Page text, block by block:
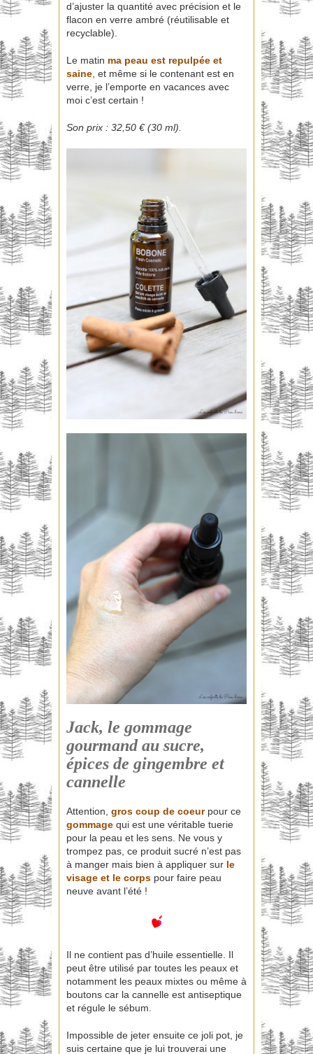
d’ajuster la quantité avec précision et le
flacon en verre ambré (réutilisable et
recyclable).
Le matin ma peau est repulpée et
saine, et même si le contenant est en
verre, je l’emporte en vacances avec
moi c’est certain !
Son prix : 32,50 € (30 ml).
Jack, le gommage
gourmand au sucre,
épices de gingembre et
cannelle
Attention, gros coup de coeurpour ce
gommage qui est une véritable tuerie
pour la peau et les sens. Ne vous y
trompez pas, ce produit sucré n’est pas
à manger mais bien à appliquer sur le
visage et le corps pour faire peau
neuve avant l’été !
Il ne contient pas d’huile essentielle. Il
peut être utilisé par toutes les peaux et
notamment les peaux mixtes ou même à
boutons car la cannelle est antiseptique
et régule le sébum.
Impossible de jeter ensuite ce joli pot, je
suis certaine que je lui trouverai une